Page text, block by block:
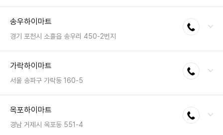
팩스 : 050-2222-0989
영업시간 : 금일 10:30~20:30
송우하이마트
경기 포천시 소흘읍 송우리 450-2번지
전화연결
팩스 : 050-2222-0870
영업시간 : 금일 10:30~20:30
가락하이마트
서울 송파구 가락동 160-5
전화연결
팩스 : 050-2222-0576
영업시간 : 금일 10:30~20:30
옥포하이마트
경남 거제시 옥포동 551-4
전화연결